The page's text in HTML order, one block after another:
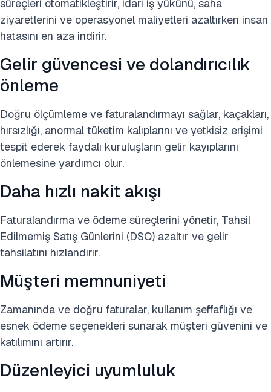
süreçleri otomatikleştirir, idari iş yükünü, saha
ziyaretlerini ve operasyonel maliyetleri azaltırken insan
hatasını en aza indirir.
Gelir güvencesi ve dolandırıcılık
önleme
Doğru ölçümleme ve faturalandırmayı sağlar, kaçakları,
hırsızlığı, anormal tüketim kalıplarını ve yetkisiz erişimi
tespit ederek faydalı kuruluşların gelir kayıplarını
önlemesine yardımcı olur.
Daha hızlı nakit akışı
Faturalandırma ve ödeme süreçlerini yönetir, Tahsil
Edilmemiş Satış Günlerini (DSO) azaltır ve gelir
tahsilatını hızlandırır.
Müşteri memnuniyeti
Zamanında ve doğru faturalar, kullanım şeffaflığı ve
esnek ödeme seçenekleri sunarak müşteri güvenini ve
katılımını artırır.
Düzenleyici uyumluluk